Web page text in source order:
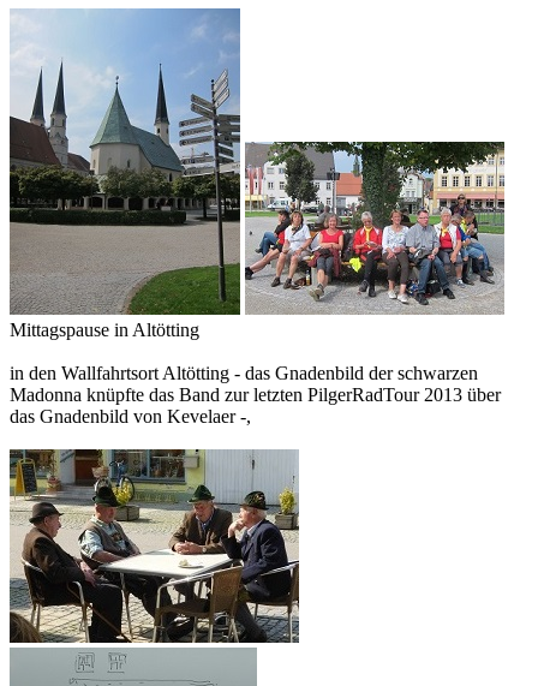
Mittagspause in Altötting
in den Wallfahrtsort Altötting - das Gnadenbild der schwarzen
Madonna knüpfte das Band zur letzten PilgerRadTour 2013 über
das Gnadenbild von Kevelaer -,